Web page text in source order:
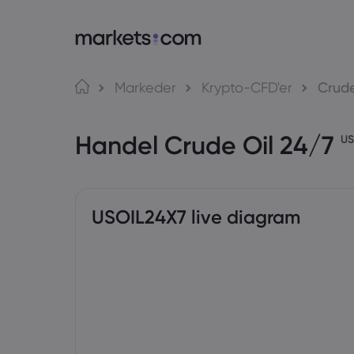
Om Markets.com
Global handel
Vores gruppe
Markeder Krypto-CFD'er
Handel Crude Oil 24/7
USOIL24X7 live diagram